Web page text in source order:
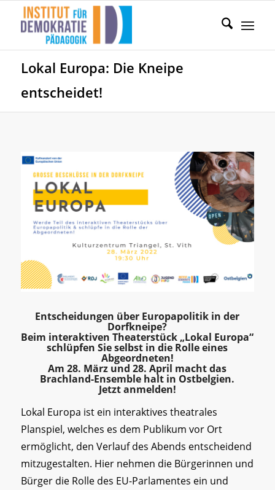
Lokal Europa: Die Kneipe
entscheidet!
Entscheidungen über Europapolitik in der
Dorfkneipe?
Beim interaktiven Theaterstück „Lokal Europa“
schlüpfen Sie selbst in die Rolle eines
Abgeordneten!
Am 28. März und 28. April macht das
Brachland-Ensemble halt in Ostbelgien.
Jetzt anmelden!
Lokal Europa ist ein interaktives theatrales
Planspiel, welches es dem Publikum vor Ort
ermöglicht, den Verlauf des Abends entscheidend
mitzugestalten. Hier nehmen die Bürgerinnen und
Bürger die Rolle des EU-Parlamentes ein und